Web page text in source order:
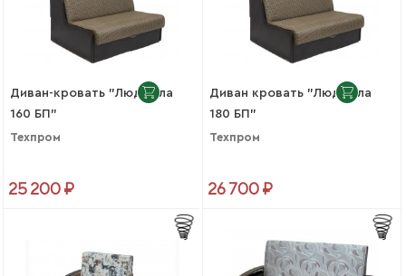
Диван-кровать "Людмила
160 БП"
Техпром
25 200 ₽
Диван кровать "Людмила
180 БП"
Техпром
26 700 ₽